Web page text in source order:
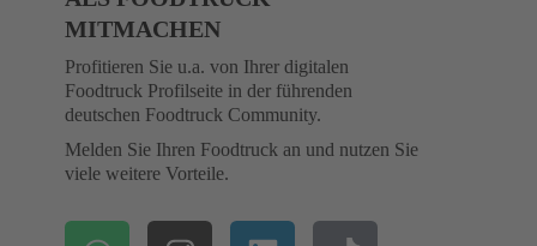
MITMACHEN
Profitieren Sie u.a. von Ihrer digitalen
Foodtruck Profilseite in der führenden
deutschen Foodtruck Community.
Melden Sie Ihren Foodtruck an und nutzen Sie
viele weitere Vorteile.